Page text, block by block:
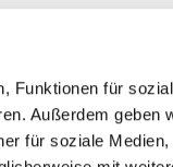
Funktionen für
Außerdem geben
für soziale Medien,
Pfarrbüro
Prävention